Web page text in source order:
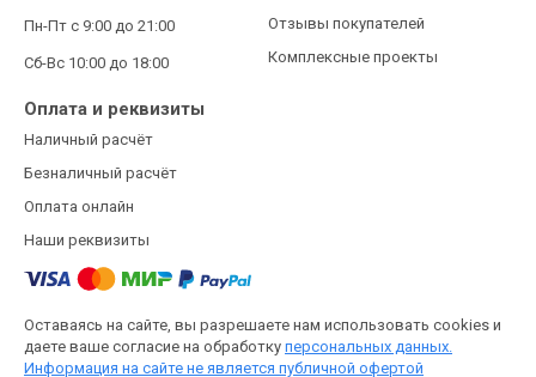
Пн-Пт с 9:00 до 21:00
Сб-Вс 10:00 до 18:00
Отзывы покупателей
Комплексные проекты
Оплата и реквизиты
Наличный расчёт
Безналичный расчёт
Оплата онлайн
Наши реквизиты
Оставаясь на сайте, вы разрешаете нам использовать cookies и
даете ваше согласие на обработку персональных данных.
Информация на сайте не является публичной офертой